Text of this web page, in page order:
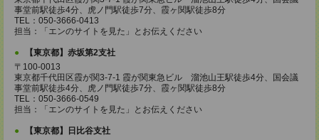
事堂前駅徒歩4分、虎ノ門駅徒歩7分、霞ヶ関駅徒歩8分
TEL：050-3666-0413
担当：「エンのサイトを見た」とお伝えください
【東京都】赤坂第2支社
〒100-0013
東京都千代田区霞が関3-7-1 霞が関東急ビル 溜池山王駅徒歩4分、国会議
事堂前駅徒歩4分、虎ノ門駅徒歩7分、霞ヶ関駅徒歩8分
TEL：050-3666-0549
担当：「エンのサイトを見た」とお伝えください
【東京都】日比谷支社